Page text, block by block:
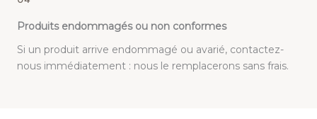
Produits endommagés ou non conformes
Si un produit arrive endommagé ou avarié, contactez-
nous immédiatement : nous le remplacerons sans frais.